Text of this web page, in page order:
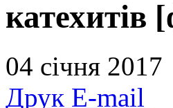
катехитів
04 січня 2017
Друк E-mail